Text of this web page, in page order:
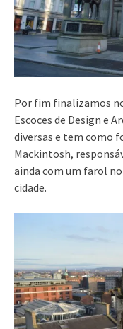
Por fim finalizamos
Escoces de Design e
diversas e tem como
Mackintosh,
ainda com um farol
cidade.